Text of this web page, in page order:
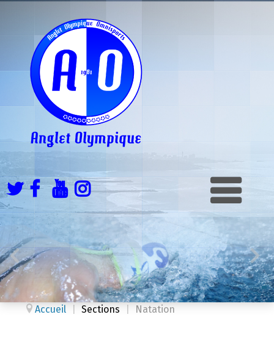
Accueil Sections Natation